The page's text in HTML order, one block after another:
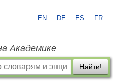
EN DE ES FR
Академике
Найти!